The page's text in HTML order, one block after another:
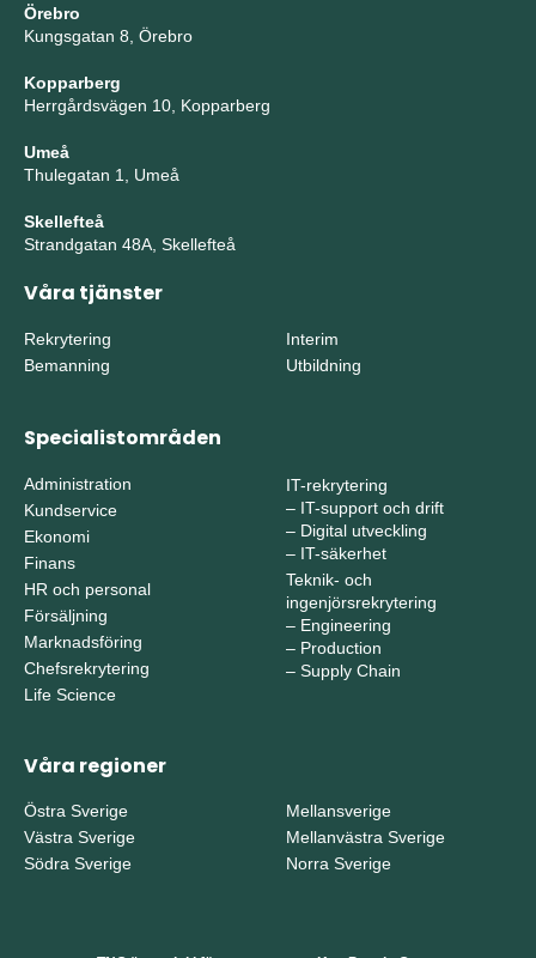
Örebro
Kungsgatan 8, Örebro
Kopparberg
Herrgårdsvägen 10, Kopparberg
Umeå
Thulegatan 1, Umeå
Skellefteå
Strandgatan 48A, Skellefteå
Våra tjänster
Rekrytering
Bemanning
Interim
Utbildning
Specialistområden
Administration
Kundservice
Ekonomi
Finans
HR och personal
Försäljning
Marknadsföring
Chefsrekrytering
Life Science
IT-rekrytering
– IT-support och drift
– Digital utveckling
– IT-säkerhet
Teknik- och
ingenjörsrekrytering
– Engineering
– Production
– Supply Chain
Våra regioner
Östra Sverige
Västra Sverige
Södra Sverige
Mellansverige
Mellanvästra Sverige
Norra Sverige